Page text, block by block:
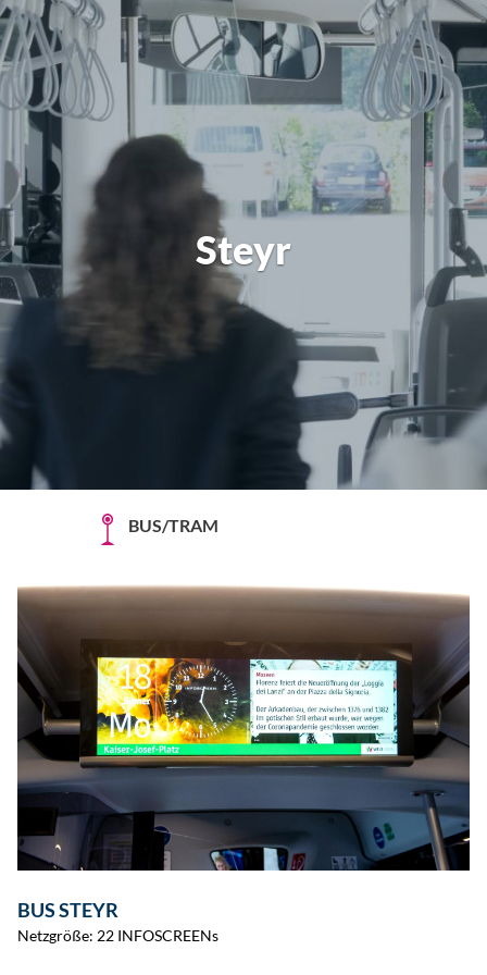
Steyr
BUS/TRAM
BUS STEYR
Netzgröße: 22 INFOSCREENs